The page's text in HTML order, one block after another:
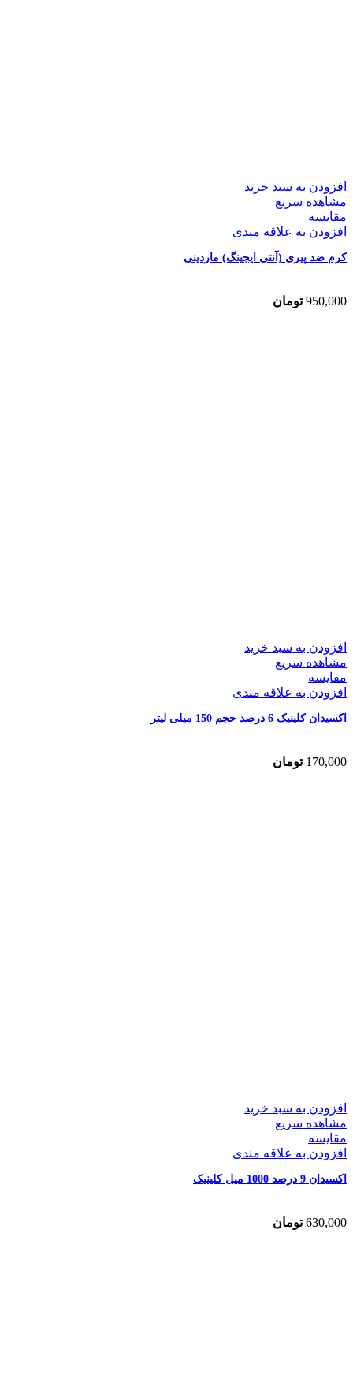
افزودن به سبد خرید
مشاهده سریع
مقایسه
افزودن به علاقه مندی
کرم ضد پیری (آنتی ایجینگ) ماردینی
950,000 تومان
افزودن به سبد خرید
مشاهده سریع
مقایسه
افزودن به علاقه مندی
اکسیدان کلینیک 6 درصد حجم 150 میلی لیتر
170,000 تومان
افزودن به سبد خرید
مشاهده سریع
مقایسه
افزودن به علاقه مندی
اکسیدان 9 درصد 1000 میل کلینیک
630,000 تومان